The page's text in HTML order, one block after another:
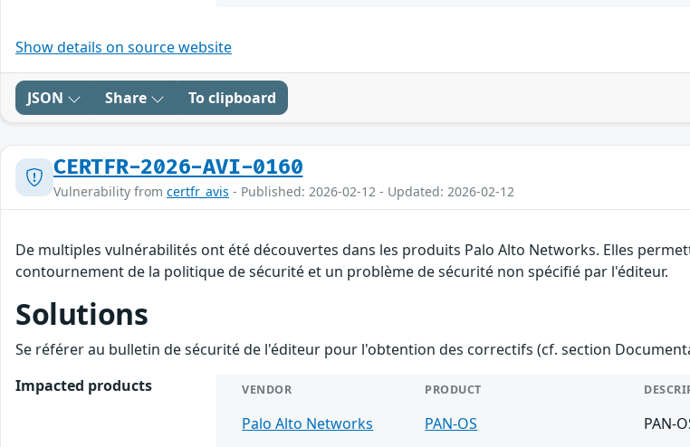
Show details on source website
JSON Share To clipboard
CERTFR-2026-AVI-0160
Vulnerability from certfr_avis - Published: 2026-02-12 - Updated: 2026-02-12
De multiples vulnérabilités ont été découvertes dans les produits Palo Alto Networks. Elles
contournement de la politique de sécurité et un problème de sécurité non spécifié par l'éditeur.
Solutions
Se référer au bulletin de sécurité de l'éditeur pour l'obtention des correctifs (cf. section
Impacted products
VENDOR PRODUCT
Palo Alto Networks PAN-OS
PAN-